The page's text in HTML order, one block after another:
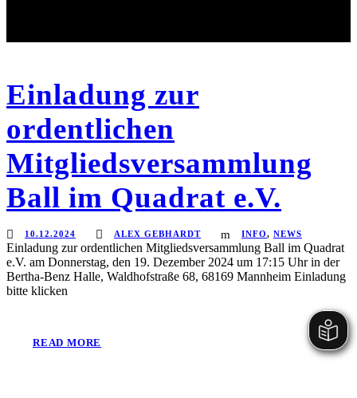
Einladung zur
ordentlichen
Mitgliedsversammlung
Ball im Quadrat e.V.
10.12.2024 ALEX GEBHARDT INFO, NEWS
Einladung zur ordentlichen Mitgliedsversammlung Ball im Quadrat
e.V. am Donnerstag, den 19. Dezember 2024 um 17:15 Uhr in der
Bertha-Benz Halle, Waldhofstraße 68, 68169 Mannheim Einladung
bitte klicken
READ MORE